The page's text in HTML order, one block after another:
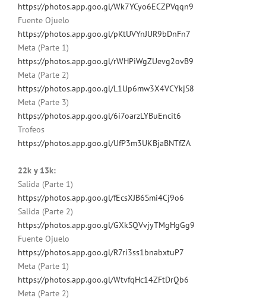
https://photos.app.goo.gl/Wk7YCyo6ECZPVqqn9
Fuente Ojuelo
https://photos.app.goo.gl/pKtUVYnJUR9bDnFn7
Meta (Parte 1)
https://photos.app.goo.gl/rWHPiWgZUevg2ovB9
Meta (Parte 2)
https://photos.app.goo.gl/L1Up6mw3X4VCYkjS8
Meta (Parte 3)
https://photos.app.goo.gl/6i7oarzLYBuEncit6
Trofeos
https://photos.app.goo.gl/UfP3m3UKBjaBNTfZA
22k y 13k:
Salida (Parte 1)
https://photos.app.goo.gl/fEcsXJB6Smi4Cj9o6
Salida (Parte 2)
https://photos.app.goo.gl/GXkSQVvjyTMgHgGg9
Fuente Ojuelo
https://photos.app.goo.gl/R7ri3ss1bnabxtuP7
Meta (Parte 1)
https://photos.app.goo.gl/WtvfqHc14ZFtDrQb6
Meta (Parte 2)